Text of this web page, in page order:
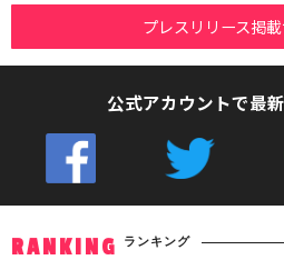
プレスリリース掲
公式アカウントで最
RANKING ランキング